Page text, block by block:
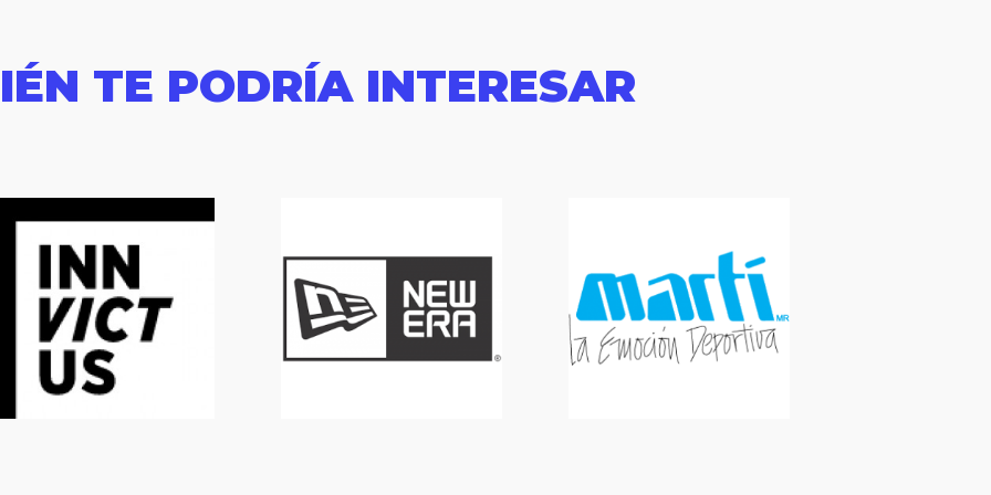
TE PODRÍA INTERESAR